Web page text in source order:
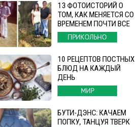
13 ФОТОИСТОРИЙ О
ТОМ, КАК МЕНЯЕТСЯ СО
ВРЕМЕНЕМ ПОЧТИ ВСЕ
ПРИКОЛЬНО
10 РЕЦЕПТОВ ПОСТНЫХ
БЛЮД НА КАЖДЫЙ
ДЕНЬ
МИР
БУТИ-ДЭНС: КАЧАЕМ
ПОПКУ, ТАНЦУЯ ТВЕРК